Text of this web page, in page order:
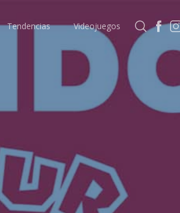
Tendencias Videojuegos